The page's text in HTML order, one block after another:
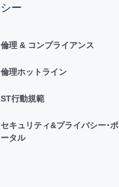
シー
倫理 & コンプライアンス
倫理ホットライン
ST行動規範
セキュリティ&プライバシー･ポ
ータル